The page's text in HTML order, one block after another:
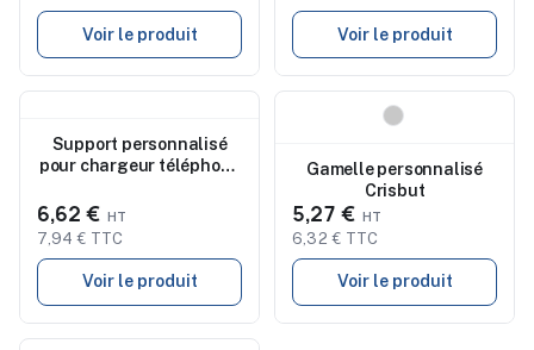
Voir le produit Voir le produit
Support personnalisé
pour chargeur téléphone
6,62 €
7,94 € TTC
Voir le produit
Gamelle personnalisé
Crisbut
5,27 €
6,32 € TTC
Voir le produit